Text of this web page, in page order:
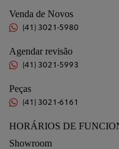
Venda de Novos
(41) 3021-5980
Agendar revisão
(41) 3021-5993
Peças
(41) 3021-6161
HORÁRIOS DE
Showroom